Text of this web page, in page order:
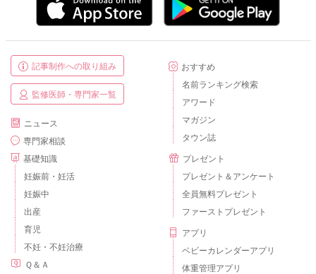
記事制作への取り組み
監修医師・専門家一覧
ニュース
専門家相談
基礎知識
妊娠前・妊活
妊娠中
出産
育児
不妊・不妊治療
Ｑ＆Ａ
おすすめ
名前ランキング検索
アワード
マガジン
タウン誌
プレゼント
プレゼント＆アンケート
全員無料プレゼント
ファーストプレゼント
アプリ
ベビーカレンダーアプリ
体重管理アプリ